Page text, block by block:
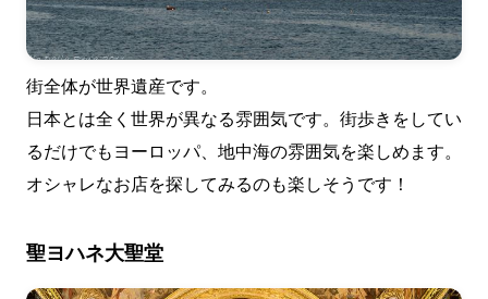
街全体が世界遺産です。
日本とは全く世界が異なる雰囲気です。街歩きをしてい
るだけでもヨーロッパ、地中海の雰囲気を楽しめます。
オシャレなお店を探してみるのも楽しそうです！
聖ヨハネ大聖堂